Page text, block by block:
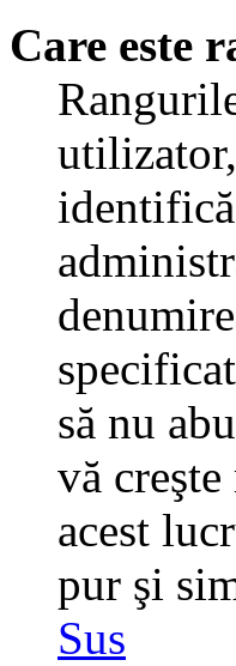
Care este
să nu
vă
acest
pur şi
Sus